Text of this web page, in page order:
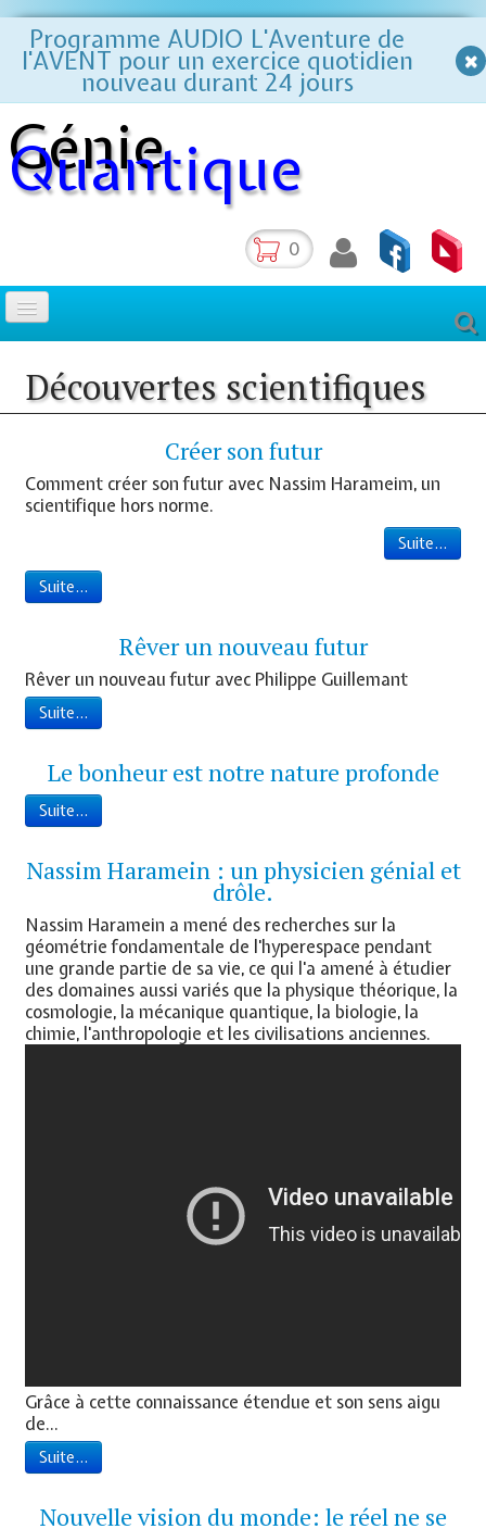
Programme AUDIO L'Aventure de
l'AVENT pour un exercice quotidien
nouveau durant 24 jours
Génie
Quantique
0
La méthode des 2 points
Formations▼
Les bases▼
Newsletters
Découvertes scientifiques
Créer son futur
Comment créer son futur avec Nassim Harameim, un
scientifique hors norme.
Suite...
Suite...
Rêver un nouveau futur
Rêver un nouveau futur avec Philippe Guillemant
Suite...
Le bonheur est notre nature profonde
Suite...
Nassim Haramein : un physicien génial et
drôle.
Nassim Haramein a mené des recherches sur la
géométrie fondamentale de l'hyperespace pendant
une grande partie de sa vie, ce qui l'a amené à étudier
des domaines aussi variés que la physique théorique, la
cosmologie, la mécanique quantique, la biologie, la
chimie, l'anthropologie et les civilisations anciennes.
Grâce à cette connaissance étendue et son sens aigu
de...
Suite...
Nouvelle vision du monde: le réel ne se